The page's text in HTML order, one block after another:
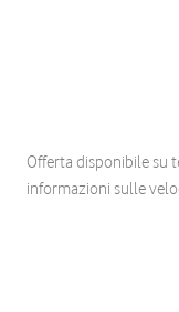
Offerta disponibile su
informazioni sulle